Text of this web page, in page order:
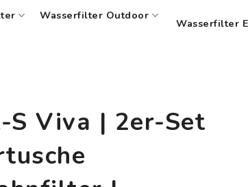
Wasserfilter Outdoor
Wasserfilter
S Viva | 2er-Set